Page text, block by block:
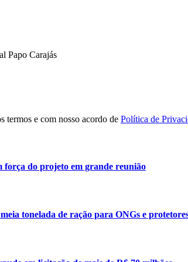
Papo Carajás
termos e com nosso acordo de Política de
força do projeto em grande reunião
tonelada de ração para ONGs e